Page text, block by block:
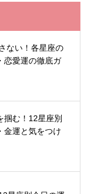
ない！各星座の
恋愛運の徹底ガ
掴む！12星座別
金運と気をつけ